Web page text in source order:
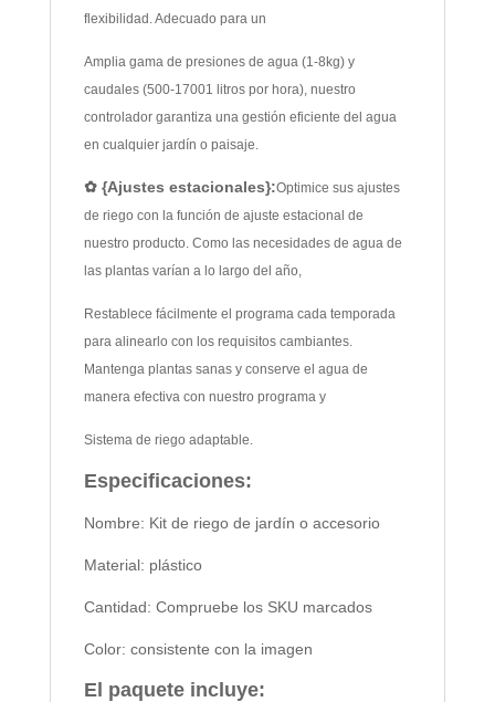
flexibilidad. Adecuado para un
Amplia gama de presiones de agua (1-8kg) y
caudales (500-17001 litros por hora), nuestro
controlador garantiza una gestión eficiente del agua
en cualquier jardín o paisaje.
✿ {Ajustes estacionales}:Optimice sus ajustes
de riego con la función de ajuste estacional de
nuestro producto. Como las necesidades de agua de
las plantas varían a lo largo del año,
Restablece fácilmente el programa cada temporada
para alinearlo con los requisitos cambiantes.
Mantenga plantas sanas y conserve el agua de
manera efectiva con nuestro programa y
Sistema de riego adaptable.
Especificaciones:
Nombre: Kit de riego de jardín o accesorio
Material: plástico
Cantidad: Compruebe los SKU marcados
Color: consistente con la imagen
El paquete incluye: